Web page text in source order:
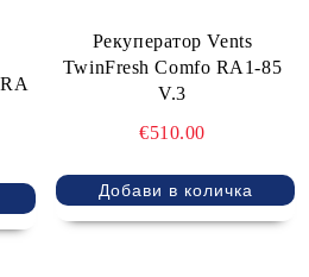
Рекуператор Vents
TwinFresh Comfo RA1-85
V.3
€510.00